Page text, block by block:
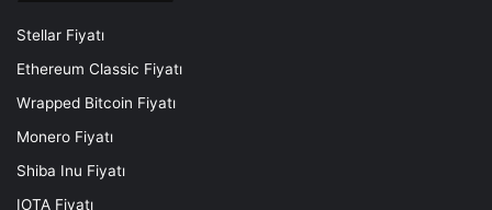
Stellar Fiyatı
Ethereum Classic Fiyatı
Wrapped Bitcoin Fiyatı
Monero Fiyatı
Shiba Inu Fiyatı
IOTA Fiyatı